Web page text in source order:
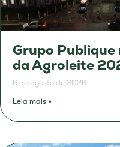
Grupo Publique
da Agroleite
6 de agosto de 2026
Leia mais »